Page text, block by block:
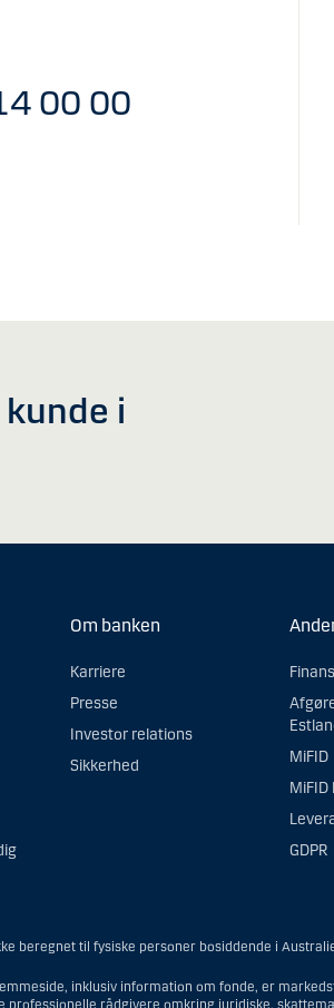
00 00
i
Om banken
Karriere
Presse
Investor relations
Sikkerhed
MiFID
MiFID
GDPR
beregnet til fysiske personer bosiddende i
inklusiv information om fonde, er